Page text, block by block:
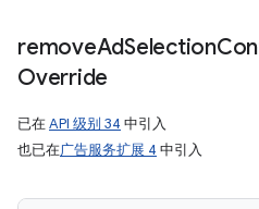
removeAdSelection
Override
已在API 级别 34 中引入
也已在广告服务扩展 4 中引入